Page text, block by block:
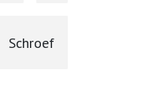
Schroef